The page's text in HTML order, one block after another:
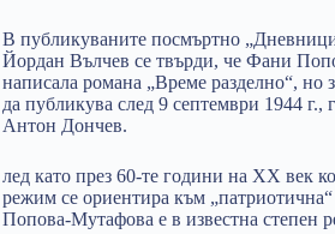
В публикуваните посмъртно
Йордан Вълчев се твърди, че Фани
написала романа „Време разделно“, но
да публикува след 9 септември 1944 г.,
Антон Дончев.
лед като през 60-те години на XX век
режим се ориентира към
Попова-Мутафова е в известна степен